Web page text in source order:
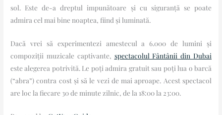
sol. Este de-a dreptul impunătoare și cu siguranță se poate
admira cel mai bine noaptea, fiind și luminată.
Dacă vrei să experimentezi amestecul a 6.000 de lumini și
compoziții muzicale captivante, spectacolul Fântânii din Dubai
este alegerea potrivită. Le poți admira gratuit sau poți lua o barcă
(“abra”) contra cost și să le vezi de mai aproape. Acest spectacol
are loc la fiecare 30 de minute zilnic, de la 18:00 la 23:00.